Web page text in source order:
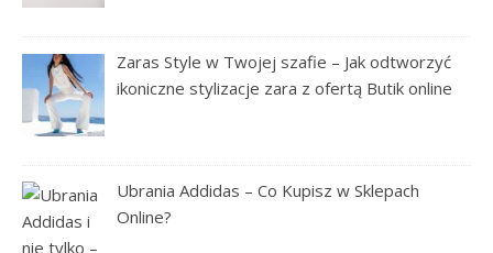
Zaras Style w Twojej szafie – Jak odtworzyć
ikoniczne stylizacje zara z ofertą Butik online
Ubrania Addidas – Co Kupisz w Sklepach
Online?